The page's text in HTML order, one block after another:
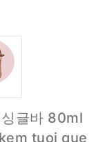
글바 80ml
tuoi que